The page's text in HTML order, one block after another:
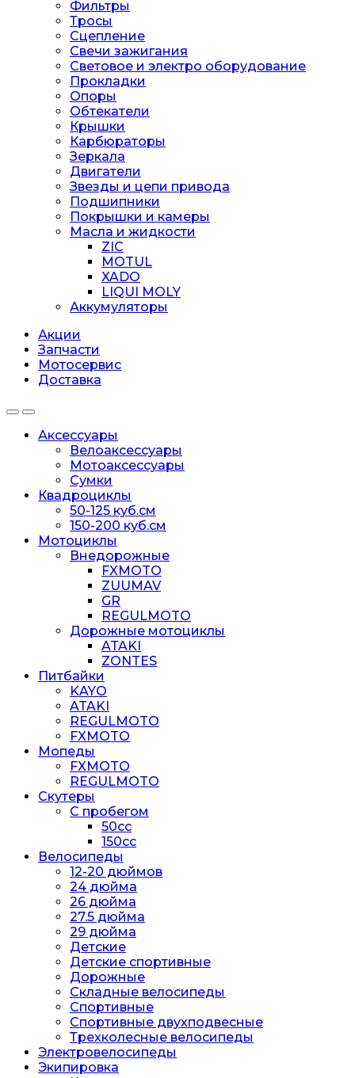
Фильтры
Тросы
Сцепление
Свечи зажигания
Световое и электро оборудование
Прокладки
Опоры
Обтекатели
Крышки
Карбюраторы
Зеркала
Двигатели
Звезды и цепи привода
Подшипники
Покрышки и камеры
Масла и жидкости
ZIC
MOTUL
XADO
LIQUI MOLY
Аккумуляторы
Акции
Запчасти
Мотосервис
Доставка
Аксессуары
Велоаксессуары
Мотоаксессуары
Сумки
Квадроциклы
50-125 куб.см
150-200 куб.см
Мотоциклы
Внедорожные
FXMOTO
ZUUMAV
GR
REGULMOTO
Дорожные мотоциклы
ATAKI
ZONTES
Питбайки
KAYO
ATAKI
REGULMOTO
FXMOTO
Мопеды
FXMOTO
REGULMOTO
Скутеры
С пробегом
50cc
150cc
Велосипеды
12-20 дюймов
24 дюйма
26 дюйма
27.5 дюйма
29 дюйма
Детские
Детские спортивные
Дорожные
Складные велосипеды
Спортивные
Спортивные двухподвесные
Трехколесные велосипеды
Электровелосипеды
Экипировка